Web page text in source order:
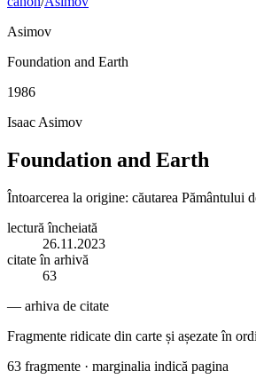
Asimov
Foundation and Earth
1986
Isaac Asimov
Foundation and Earth
Întoarcerea la origine: căutarea
lectură încheiată
26.11.2023
citate în arhivă
63
— arhiva de citate
Fragmente ridicate din carte și așezate în
63 fragmente · marginalia indică pagina